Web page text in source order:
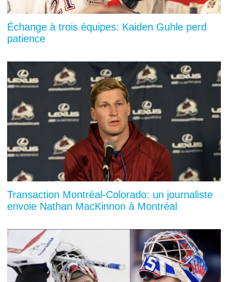
Échange à trois équipes: Kaiden Guhle perd
patience
Transaction Montréal-Colorado: un journaliste
envoie Nathan MacKinnon à Montréal